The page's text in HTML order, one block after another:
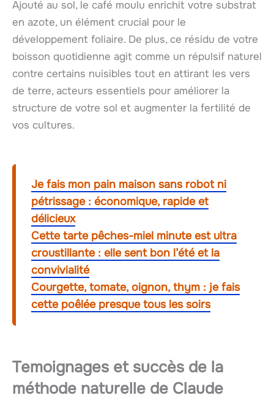
Ajouté au sol, le café moulu enrichit votre substrat
en azote, un élément crucial pour le
développement foliaire. De plus, ce résidu de votre
boisson quotidienne agit comme un répulsif naturel
contre certains nuisibles tout en attirant les vers
de terre, acteurs essentiels pour améliorer la
structure de votre sol et augmenter la fertilité de
vos cultures.
Je fais mon pain maison sans robot ni
pétrissage : économique, rapide et
délicieux
Cette tarte pêches-miel minute est ultra
croustillante : elle sent bon l’été et la
convivialité
Courgette, tomate, oignon, thym : je fais
cette poêlée presque tous les soirs
Temoignages et succès de la
méthode naturelle de Claude